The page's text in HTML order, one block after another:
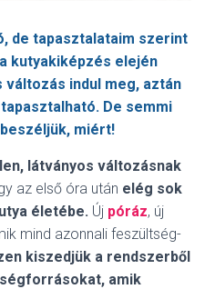
de tapasztalataim szerint
kutyakiképzés elején
indul meg, aztán
De semmi
miért!
látványos változásnak
az első óra után elég sok
életébe. Új póráz, új
mind azonnali feszültség-
kiszedjük a rendszerből
amik